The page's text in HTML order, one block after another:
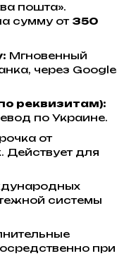
пошта».
сумму от 350
Мгновенный
через Google
реквизитам):
по Украине.
от
Действует для
системы
при